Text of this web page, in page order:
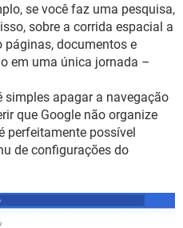
se você faz uma pesquisa,
sobre a corrida espacial a
páginas, documentos e
em uma única jornada –
apagar a navegação
que Google não organize
perfeitamente possível
de configurações do